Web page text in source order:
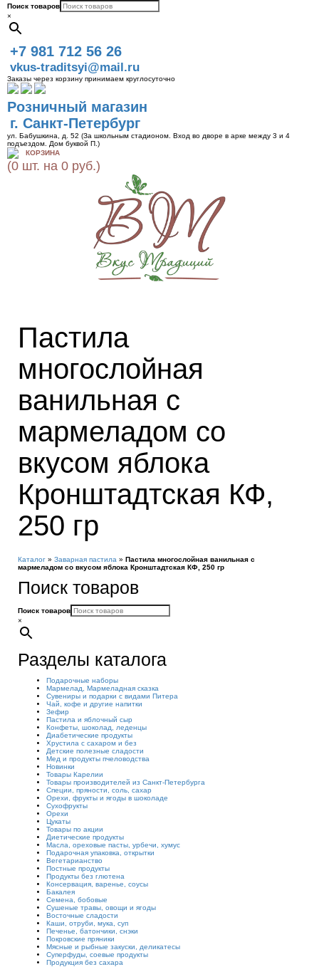
Поиск товаров
×
+7 981 712 56 26
vkus-traditsyi@mail.ru
Заказы через корзину принимаем круглосуточно
Розничный магазин
г. Санкт-Петербург
ул. Бабушкина, д. 52 (За школьным стадионом. Вход во дворе в арке между 3 и 4
подъездом. Дом буквой П.)
КОРЗИНА
(0 шт. на 0 руб.)
Пастила
многослойная
ванильная с
мармеладом со
вкусом яблока
Кронштадтская КФ,
250 гр
Каталог » Заварная пастила » Пастила многослойная ванильная с
мармеладом со вкусом яблока Кронштадтская КФ, 250 гр
Поиск товаров
Поиск товаров
×
Разделы каталога
Подарочные наборы
Мармелад, Мармеладная сказка
Сувениры и подарки с видами Питера
Чай, кофе и другие напитки
Зефир
Пастила и яблочный сыр
Конфеты, шоколад, леденцы
Диабетические продукты
Хрустила с сахаром и без
Детские полезные сладости
Мед и продукты пчеловодства
Новинки
Товары Карелии
Товары производителей из Санкт-Петербурга
Специи, пряности, соль, сахар
Орехи, фрукты и ягоды в шоколаде
Сухофрукты
Орехи
Цукаты
Товары по акции
Диетические продукты
Масла, ореховые пасты, урбечи, хумус
Подарочная упаковка, открытки
Вегетарианство
Постные продукты
Продукты без глютена
Консервация, варенье, соусы
Бакалея
Семена, бобовые
Сушеные травы, овощи и ягоды
Восточные сладости
Каши, отруби, мука, суп
Печенье, батончики, снэки
Покровские пряники
Мясные и рыбные закуски, деликатесы
Суперфуды, соевые продукты
Продукция без сахара